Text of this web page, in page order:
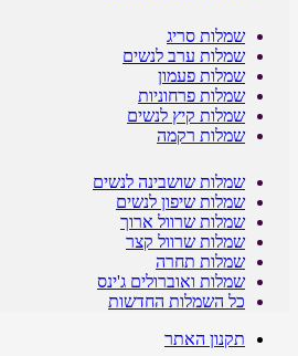
שמלות סריג
שמלות ערב לנשים
שמלות פעמון
שמלות פרחוניות
שמלות קיץ לנשים
שמלות רקמה
שמלות שושבינה לנשים
שמלות שיפון לנשים
שמלות שרוול ארוך
שמלות שרוול קצר
שמלות תחרה
שמלות ואוברולים ג'ינס
כל השמלות החדשות
תקנון האתר